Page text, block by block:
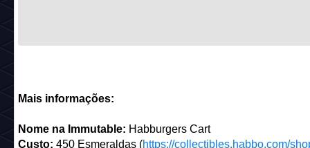
Mais informações:
Nome na Immutable: Habburgers Cart
Custo: 450 Esmeraldas (https://collectibles.habbo.com/